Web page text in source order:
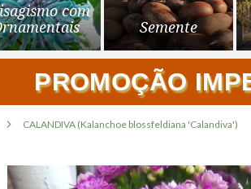
com
Semente
PROMOÇÃO
CALANDIVA (Kalanchoe blossfeldiana 'Calandiva')